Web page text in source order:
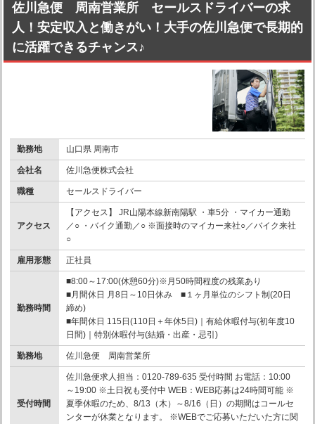
佐川急便 周南営業所 セールスドライバーの求
人！安定収入と働きがい！大手の佐川急便で長期的
に活躍できるチャンス♪
勤務地 山口県 周南市
会社名 佐川急便株式会社
職種 セールスドライバー
アクセス
【アクセス】 JR山陽本線新南陽駅 ・車5分 ・マイカー通勤
／○ ・バイク通勤／○ ※面接時のマイカー来社○／バイク来社
○
雇用形態 正社員
勤務時間
■8:00～17:00(休憩60分)※月50時間程度の残業あり
■月間休日 月8日～10日休み ■１ヶ月単位のシフト制(20日
締め)
■年間休日 115日(110日＋年休5日)｜有給休暇付与(初年度10
日間)｜特別休暇付与(結婚・出産・忌引)
勤務地 佐川急便 周南営業所
受付時間
佐川急便求人担当：0120-789-635 受付時間 お電話：10:00
～19:00 ※土日祝も受付中 WEB：WEB応募は24時間可能 ※
夏季休暇のため、8/13（木）～8/16（日）の期間はコールセ
ンターが休業となります。 ※WEBでご応募いただいた方に関